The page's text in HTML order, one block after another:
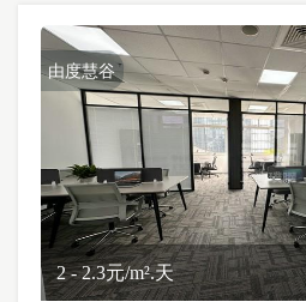
由度慧谷
2 - 2.3元/m².天